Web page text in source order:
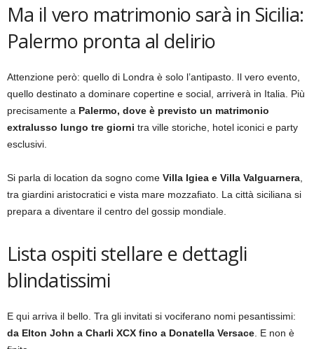
Ma il vero matrimonio sarà in Sicilia:
Palermo pronta al delirio
Attenzione però: quello di Londra è solo l’antipasto. Il vero evento,
quello destinato a dominare copertine e social, arriverà in Italia. Più
precisamente a Palermo, dove è previsto un matrimonio
extralusso lungo tre giorni tra ville storiche, hotel iconici e party
esclusivi.
Si parla di location da sogno come Villa Igiea e Villa Valguarnera
tra giardini aristocratici e vista mare mozzafiato. La città siciliana si
prepara a diventare il centro del gossip mondiale.
Lista ospiti stellare e dettagli
blindatissimi
E qui arriva il bello. Tra gli invitati si vociferano nomi pesantissimi:
da Elton John a Charli XCX fino a Donatella Versace . E non è